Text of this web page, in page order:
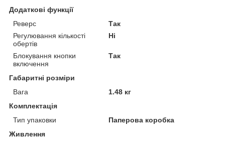
Додаткові функції
Реверс
Так
Регулювання кількості
обертів
Ні
Блокування кнопки
включення
Так
Габаритні розміри
Вага
1.48 кг
Комплектація
Тип упаковки
Паперова коробка
Живлення